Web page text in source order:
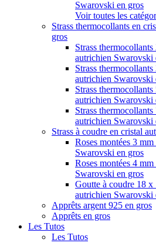
Swarovski en gros
Voir toutes les
Strass thermocollants en
gros
Strass
autrichien Swarovski
Strass
autrichien Swarovski
Strass
autrichien Swarovski
Strass
autrichien Swarovski
Strass à coudre en cristal
Roses montées 3
Swarovski en gros
Roses montées 4
Swarovski en gros
Goutte à coudre 18 x
autrichien Swarovski
Apprêts argent 925 en gros
Apprêts en gros
Les Tutos
Les Tutos